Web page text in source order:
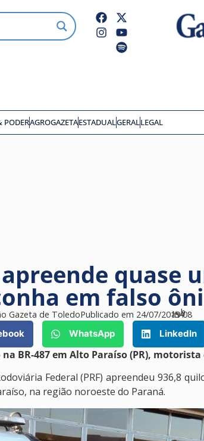
PODERAGROGAZETAESTADUALGERALLEGAL
apreende quase
em falso
Gazeta de ToledoPublicado em 24/07/2019
às08
h
54
WhatsApp LinkedIn
BR-487 em Alto Paraíso (PR),
Federal (PRF) apreendeu 936,8
na região noroeste do Paraná.